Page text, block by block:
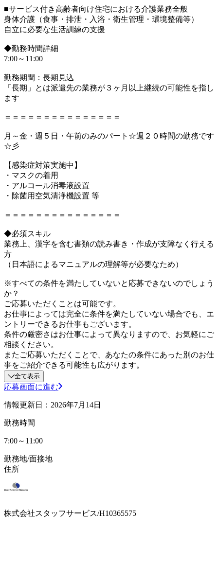
■サービス付き高齢者向け住宅における介護業務全般
身体介護（食事・排泄・入浴・衛生管理・環境整備等）
自立に必要な生活訓練の支援
◆勤務時間詳細
7:00～11:00
勤務期間：長期見込
「長期」とは派遣先の業務が３ヶ月以上継続の可能性を指し
ます
＝＝＝＝＝＝＝＝＝＝＝＝＝＝＝
月～金・週５日・午前のみのパート☆週２０時間の勤務です
☆彡
【感染症対策実施中】
・マスクの着用
・アルコール消毒液設置
・除菌用空気清浄機設置 等
＝＝＝＝＝＝＝＝＝＝＝＝＝＝＝
◆必須スキル
業務上、漢字を含む書類の読み書き・作成が支障なく行える
方
（日本語によるマニュアルの理解等が必要なため）
※すべての条件を満たしていないと応募できないのでしょう
か？
ご応募いただくことは可能です。
お仕事によっては完全に条件を満たしていない場合でも、エ
ントリーできるお仕事もございます。
条件の厳密さはお仕事によって異なりますので、お気軽にご
相談ください。
またご応募いただくことで、あなたの条件にあった別のお仕
事をご紹介できる可能性も広がります。
全て表示
応募画面に進む
情報更新日：2026年7月14日
勤務時間
7:00～11:00
勤務地/面接地
住所
株式会社スタッフサービス/H10365575